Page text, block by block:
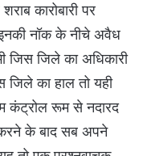
कारोबारी पर
इनकी नॉक के नीचे अवैध
जिस जिले का अधिकारी
जिले का हाल तो यही
कंट्रोल रूम से नदारद
के बाद सब अपने